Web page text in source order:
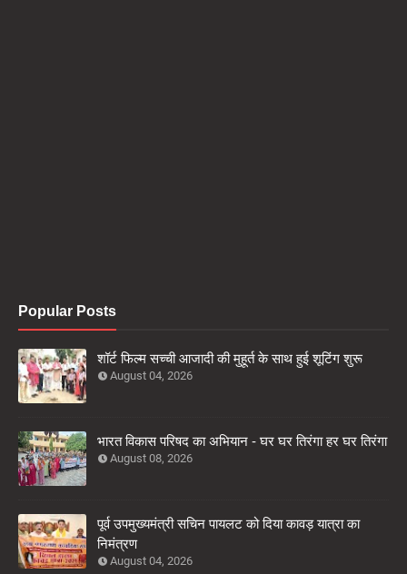
Popular Posts
शॉर्ट फिल्म सच्ची आजादी की मुहूर्त के साथ हुई शूटिंग शुरू
August 04, 2026
भारत विकास परिषद का अभियान - घर घर तिरंगा हर घर तिरंगा
August 08, 2026
पूर्व उपमुख्यमंत्री सचिन पायलट को दिया कावड़ यात्रा का
निमंत्रण
August 04, 2026